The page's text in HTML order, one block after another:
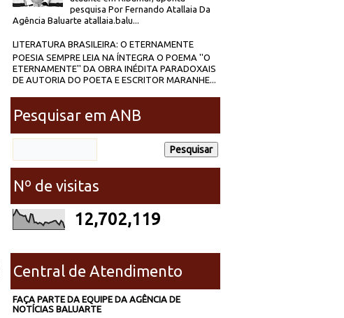
pesquisa Por Fernando Atallaia Da
Agência Baluarte atallaia.balu...
LITERATURA BRASILEIRA: O ETERNAMENTE
POESIA SEMPRE LEIA NA ÍNTEGRA O POEMA ''O
ETERNAMENTE'' DA OBRA INÉDITA PARADOXAIS
DE AUTORIA DO POETA E ESCRITOR MARANHE...
Pesquisar em ANB
Nº de visitas
12,702,119
Central de Atendimento
FAÇA PARTE DA EQUIPE DA AGÊNCIA DE
NOTÍCIAS BALUARTE